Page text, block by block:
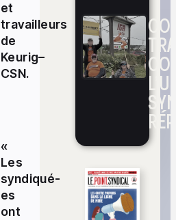
et
travailleurs
de
Keurig–
CSN.
«
Les
syndiqué-
es
ont